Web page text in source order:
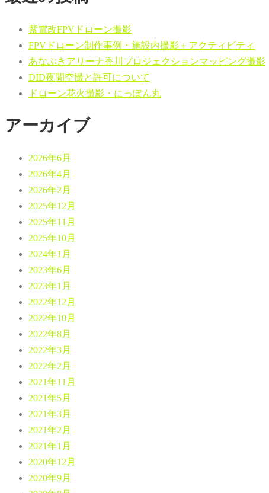
紫電改FPVドローン撮影
FPVドローン制作事例・施設内撮影＋アクティビティ
あなぶきアリーナ香川プロジェクションマッピング撮影
DID夜間空撮と許可について
ドローン花火撮影・にっぽん丸
アーカイブ
2026年6月
2026年4月
2026年2月
2025年12月
2025年11月
2025年10月
2024年1月
2023年6月
2023年1月
2022年12月
2022年10月
2022年8月
2022年3月
2022年2月
2021年11月
2021年5月
2021年3月
2021年2月
2021年1月
2020年12月
2020年9月